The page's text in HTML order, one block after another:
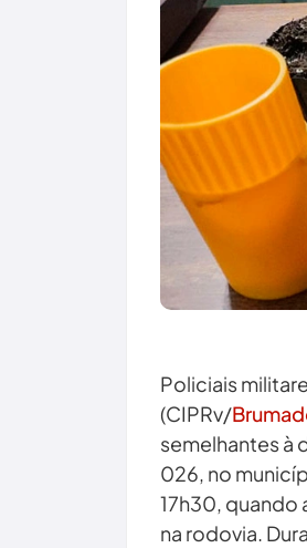
Policiais
(CIPRv/
semelhantes à
026, no
17h30, quando
na rodovia.